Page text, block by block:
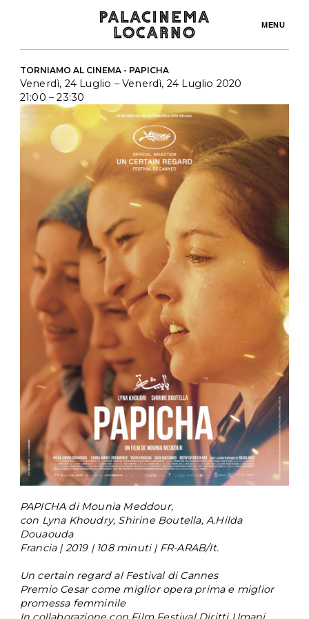
MENU
TORNIAMO AL CINEMA - PAPICHA
Venerdì, 24 Luglio – Venerdì, 24 Luglio 2020
21:00 – 23:30
PAPICHA di Mounia Meddour,
con Lyna Khoudry, Shirine Boutella, A.Hilda
Douaouda
Francia | 2019 | 108 minuti | FR-ARAB/It.
Un certain regard al Festival di Cannes
Premio Cesar come miglior opera prima e miglior
promessa femminile